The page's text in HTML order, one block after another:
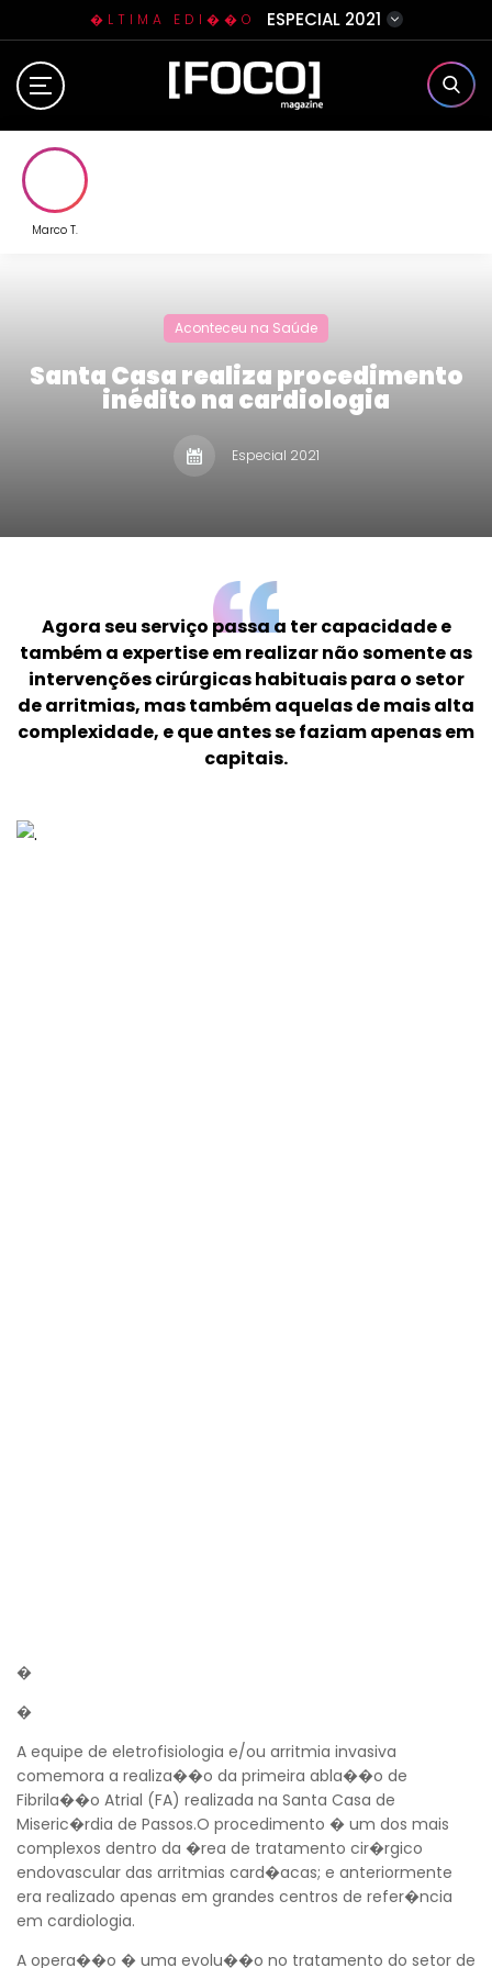
�LTIMA EDI��O ESPECIAL 2021
Home
Contato
Marco T.
Aconteceu na Saúde
Santa Casa realiza procedimento
inédito na cardiologia
Especial 2021
Agora seu serviço passa a ter capacidade e
também a expertise em realizar não somente as
intervenções cirúrgicas habituais para o setor
de arritmias, mas também aquelas de mais alta
complexidade, e que antes se faziam apenas em
capitais.
�
�
A equipe de eletrofisiologia e/ou arritmia invasiva
comemora a realiza��o da primeira abla��o de
Fibrila��o Atrial (FA) realizada na Santa Casa de
Miseric�rdia de Passos.O procedimento � um dos mais
complexos dentro da �rea de tratamento cir�rgico
endovascular das arritmias card�acas; e anteriormente
era realizado apenas em grandes centros de refer�ncia
em cardiologia.
A opera��o � uma evolu��o no tratamento do setor de